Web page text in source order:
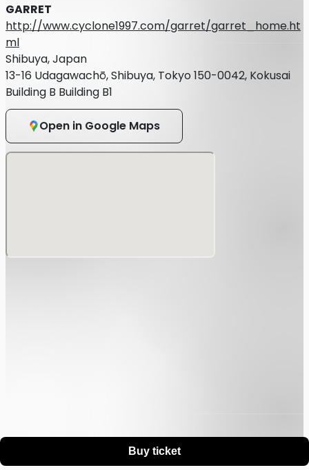
・マイナンバーカード
・在留カードまたは外国人登録証明書
・特別永住者証明書
・官公庁が顔写真を貼付した各種福祉手帳（写真付き身体障
害者手帳など）
・顔写真付き学生証※在学中に限る
■上記をお持ちではない方は、以下の中から２点以上ご用意
・チケットはお1人様1枚のみ所持いただけます。チケットを
GARRET
http://www.cyclone1997.com/garret/garret_home.ht
ml
Shibuya, Japan
13-16 Udagawachō, Shibuya, Tokyo 150-0042, Kokusai
Building B Building B1
Open in Google Maps
Buy ticket